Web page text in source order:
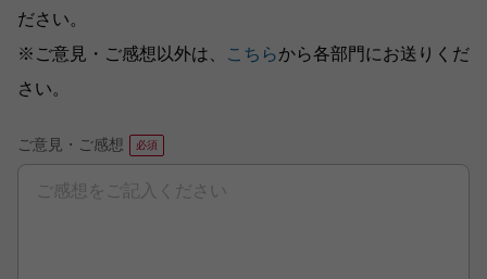
ださい。
※ご意見・ご感想以外は、
こちらから各部門にお送りくだ
さい。
ご意見・ご感想